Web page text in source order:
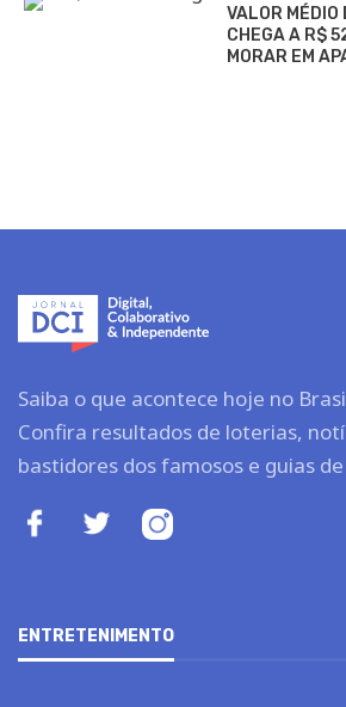
VALOR MÉDIO
CHEGA A R$
MORAR EM
Saiba o que acontece hoje no
Confira resultados de loterias,
bastidores dos famosos e guias
ENTRETENIMENTO